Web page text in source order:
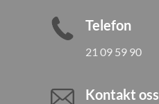
Telefon
21 09 59 90
Kontakt oss